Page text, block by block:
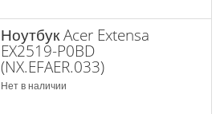
Ноутбук Acer Extensa
EX2519-P0BD
(NX.EFAER.033)
Нет в наличии